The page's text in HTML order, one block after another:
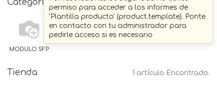
permiso para acceder a los informes de
'Plantilla producto' (product.template). Ponte
en contacto con tu administrador para
pedirle acceso si es necesario
Categories
MODULO SFP
Tienda 1 artículo Encontrado.